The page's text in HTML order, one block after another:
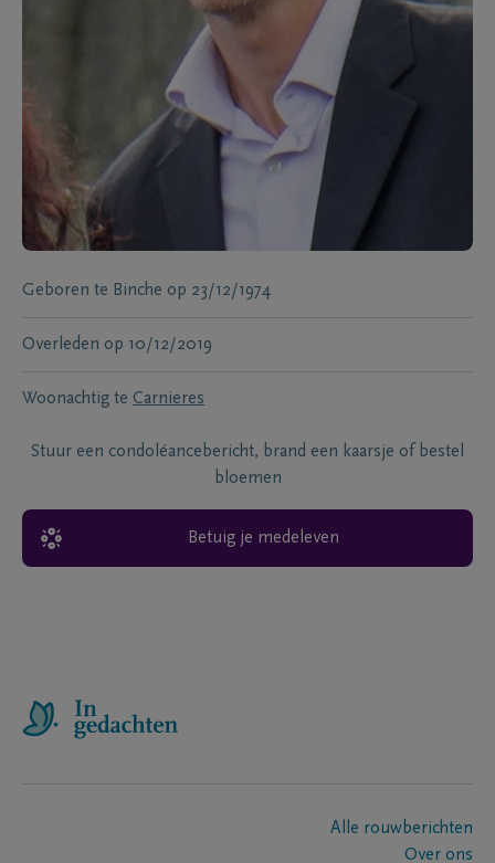
Geboren te Binche op 23/12/1974
Overleden op 10/12/2019
Woonachtig te Carnieres
Stuur een condoléancebericht, brand een kaarsje of bestel
bloemen
Betuig je medeleven
Alle rouwberichten
Over ons